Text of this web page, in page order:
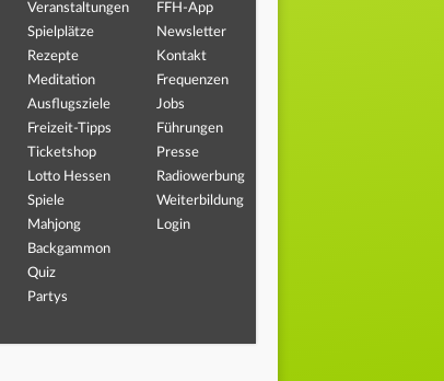
Veranstaltungen
Spielplätze
Rezepte
Meditation
Ausflugsziele
Freizeit-Tipps
Ticketshop
Lotto Hessen
Spiele
Mahjong
Backgammon
Quiz
Partys
FFH-App
Newsletter
Kontakt
Frequenzen
Jobs
Führungen
Presse
Radiowerbung
Weiterbildung
Login